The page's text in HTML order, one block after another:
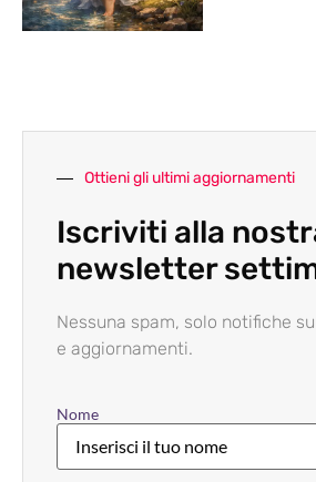
Ottieni gli ultimi aggiornamenti
Iscriviti alla
newsletter
Nessuna spam, solo notifiche
e aggiornamenti.
Nome